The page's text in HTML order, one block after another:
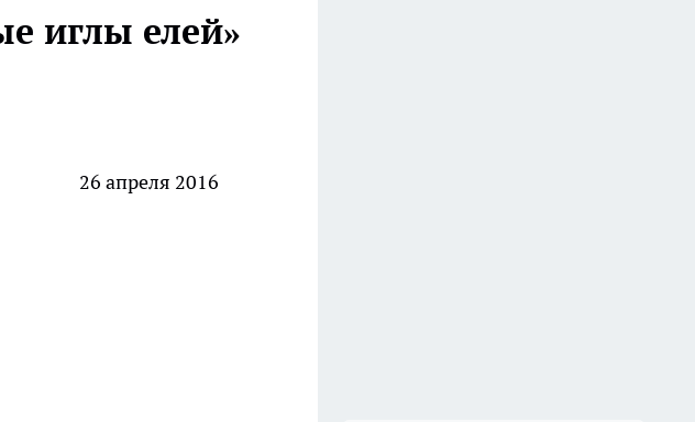
иглы елей»
26 апреля 2016